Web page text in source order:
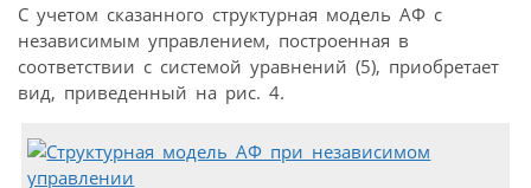
С учетом сказанного структурная модель АФ с
независимым управлением, построенная в
соответствии с системой уравнений (5), приобретает
вид, приведенный на рис. 4.